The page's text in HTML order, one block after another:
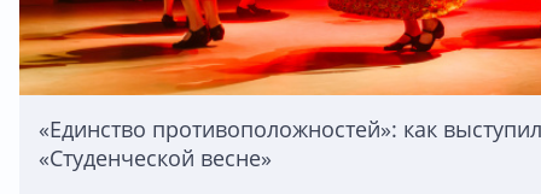
«Единство противоположностей»: как
«Студенческой весне»